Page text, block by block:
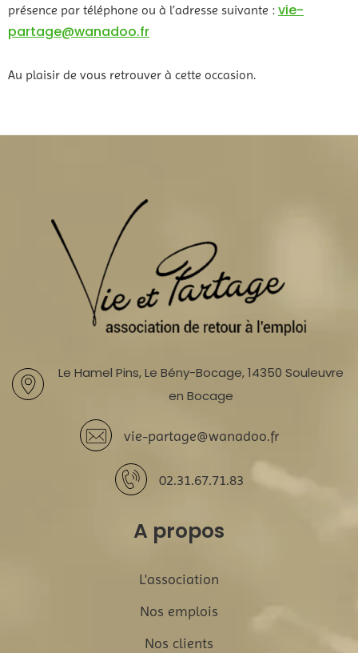
présence par téléphone ou à l’adresse suivante : vie-
partage@wanadoo.fr
Au plaisir de vous retrouver à cette occasion.
Le Hamel Pins, Le Bény-Bocage, 14350 Souleuvre
en Bocage
vie-partage@wanadoo.fr
02.31.67.71.83
A propos
L'association
Nos emplois
Nos clients